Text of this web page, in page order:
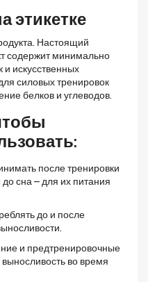
этикетке
Настоящий
содержит минимально
и искусственных
силовых тренировок
белков и углеводов.
после тренировки
сна – для их питания
до и после
и предтренировочные
во время